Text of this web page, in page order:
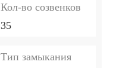
Кол-во созвенков
35
Тип замыкания